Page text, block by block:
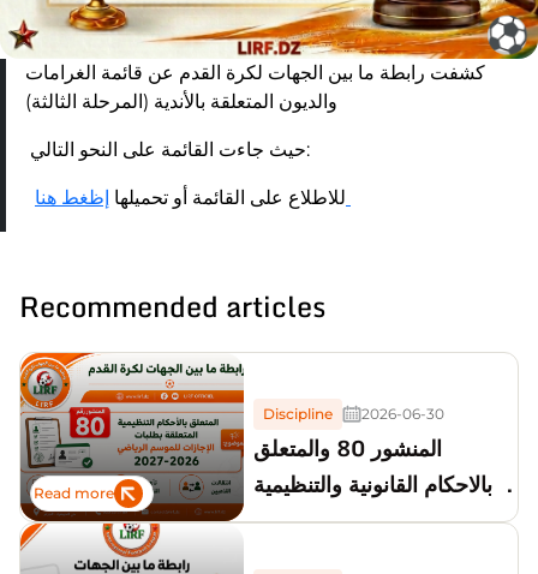
كشفت رابطة ما بين الجهات لكرة القدم عن قائمة الغرامات
والديون المتعلقة بالأندية (المرحلة الثالثة)
حيث جاءت القائمة على النحو التالي:
للاطلاع على القائمة أو تحميلها
Recommended articles
المنشور 80 والمتعلق
بالاحكام القانونية والتنظيمية
لطلبات الإجازات للموسم
2026-06-30
Discipline
Read more